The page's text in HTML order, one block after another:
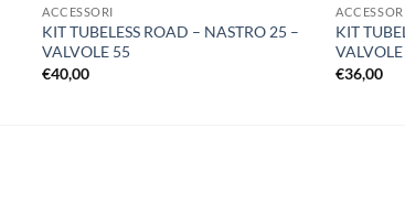
ACCESSORI
KIT TUBELESS ROAD – NASTRO 25 –
VALVOLE 55
€40,00
KIT
€36,00